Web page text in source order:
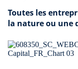
Toutes les
la nature ou une